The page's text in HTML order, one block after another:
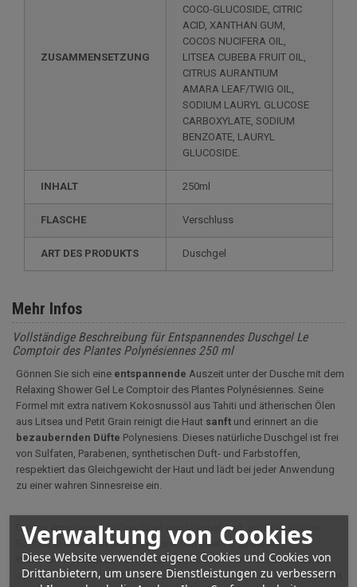
Verwaltung von Cookies
Diese Website verwendet eigene Cookies und Cookies von
Drittanbietern, um unsere Dienstleistungen zu verbessern
ZUSAMMENSETZUNG
COCO-GLUCOSIDE, CITRIC
ACID, XANTHAN GUM,
COCOS NUCIFERA OIL,
LITSEA CUBEBA FRUIT OIL,
CITRUS AURANTIUM
AMARA LEAF/TWIG OIL,
SODIUM LAURYL GLUCOSE
CARBOXYLATE, SODIUM
BENZOATE, LAURYL
GLUCOSIDE.
INHALT 250ml
FLASCHE Verschluss
ART DES PRODUKTS Duschgel
Mehr Infos
Vollständige Beschreibung für Entspannendes Duschgel Le
Comptoir des Plantes Polynésiennes 250 ml
Gönnen Sie sich eine entspannende Auszeit unter der Dusche mit dem
Relaxing Shower Gel Le Comptoir des Plantes Polynésiennes . Seine
Formel mit extra nativem Kokosnussöl aus Tahiti und ätherischen Ölen
aus Litsea und Petit Grain reinigt die Haut sanft und erinnert an die
bezaubernden Düfte Polynesiens. Dieses natürliche Duschgel ist frei
von Sulfaten, Parabenen, synthetischen Duft- und Farbstoffen,
respektiert das Gleichgewicht der Haut und lädt bei jeder Anwendung
zu einer wahren Sinnesreise ein.
Dieses entspannende Duschgel wurde entwickelt, um Ihre tägliche
Routine in einen von den polynesischen Inseln inspirierten
Wohlfühlmomentzu verwandeln. Seine zarte Textur lässt sich leicht
auf der Haut verteilen und leicht abspülen. Es hinterlässt einensubtilen